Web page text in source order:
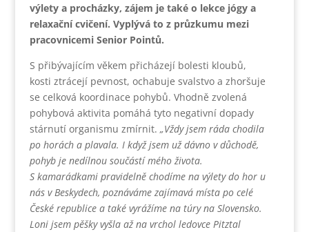
výlety a procházky, zájem je také o lekce jógy a
relaxační cvičení. Vyplývá to z průzkumu mezi
pracovnicemi Senior Pointů.
S přibývajícím věkem přicházejí bolesti kloubů,
kosti ztrácejí pevnost, ochabuje svalstvo a zhoršuje
se celková koordinace pohybů. Vhodně zvolená
pohybová aktivita pomáhá tyto negativní dopady
stárnutí organismu zmírnit. „Vždy jsem ráda chodila
po horách a plavala. I když jsem už dávno v důchodě,
pohyb je nedílnou součástí mého života.
S kamarádkami pravidelně chodíme na výlety do hor u
nás v Beskydech, poznáváme zajímavá místa po celé
České republice a také vyrážíme na túry na Slovensko.
Loni jsem pěšky vyšla až na vrchol ledovce Pitztal